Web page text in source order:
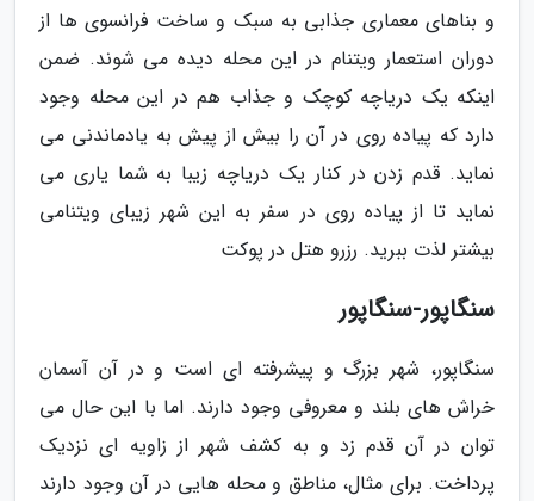
و بناهای معماری جذابی به سبک و ساخت فرانسوی ها از
دوران استعمار ویتنام در این محله دیده می شوند. ضمن
اینکه یک دریاچه کوچک و جذاب هم در این محله وجود
دارد که پیاده روی در آن را بیش از پیش به یادماندنی می
نماید. قدم زدن در کنار یک دریاچه زیبا به شما یاری می
نماید تا از پیاده روی در سفر به این شهر زیبای ویتنامی
بیشتر لذت ببرید. رزرو هتل در پوکت
سنگاپور-سنگاپور
سنگاپور، شهر بزرگ و پیشرفته ای است و در آن آسمان
خراش های بلند و معروفی وجود دارند. اما با این حال می
توان در آن قدم زد و به کشف شهر از زاویه ای نزدیک
پرداخت. برای مثال، مناطق و محله هایی در آن وجود دارند